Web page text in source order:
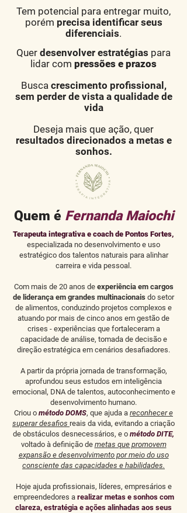
Tem potencial para entregar muito,
porém precisa identificar seus
diferenciais.
Quer desenvolver estratégias para
lidar com pressões e prazos
Busca crescimento profissional,
sem perder de vista a qualidade de
vida
Deseja mais que ação, quer
resultados direcionados a metas e
sonhos.
Quem é Fernanda Maiochi
Terapeuta integrativa e coach de Pontos Fortes,
especializada no desenvolvimento e uso
estratégico dos talentos naturais para alinhar
carreira e vida pessoal.
Com mais de 20 anos de experiência em cargos
de liderança em grandes multinacionais do setor
de alimentos, conduzindo projetos complexos e
atuando por mais de cinco anos em gestão de
crises - experiências que fortaleceram a
capacidade de análise, tomada de decisão e
direção estratégica em cenários desafiadores.
A partir da própria jornada de transformação,
aprofundou seus estudos em inteligência
emocional, DNA de talentos, autoconhecimento e
desenvolvimento humano.
Criou o método DOMS, que ajuda a reconhecer e
superar desafios reais da vida, evitando a criação
de obstáculos desnecessários, e o método DITE,
voltado à definição de metas que promovem
expansão e desenvolvimento por meio do uso
consciente das capacidades e habilidades.
Hoje ajuda profissionais, líderes, empresários e
empreendedores a realizar metas e sonhos com
clareza, estratégia e ações alinhadas aos seus